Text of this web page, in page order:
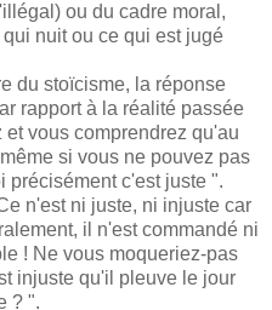
ou du cadre moral,
nuit ou ce qui est jugé
du stoïcisme, la réponse
rapport à la réalité passée
vous comprendrez qu'au
si vous ne pouvez pas
précisément c'est juste ".
n'est ni juste, ni injuste car
il n'est commandé ni
! Ne vous moqueriez-pas
injuste qu'il pleuve le jour
? ".